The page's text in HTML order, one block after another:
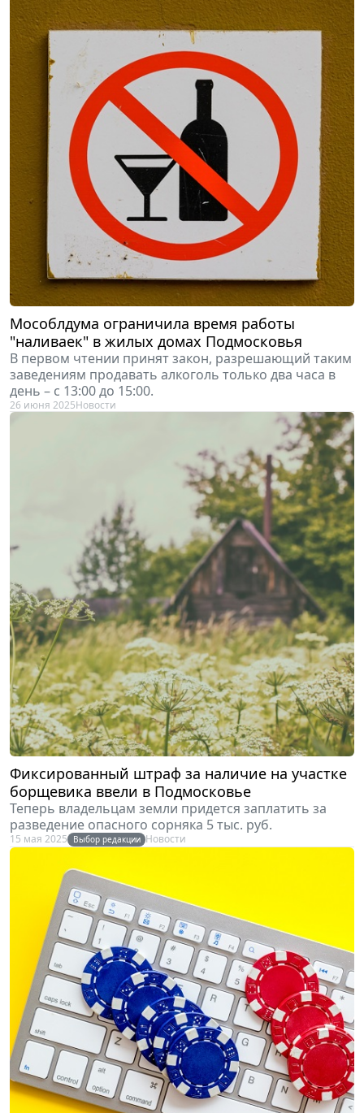
Мособлдума ограничила время работы
"наливаек" в жилых домах Подмосковья
В первом чтении принят закон, разрешающий таким
заведениям продавать алкоголь только два часа в
день – с 13:00 до 15:00.
26 июня 2025Новости
Фиксированный штраф за наличие на участке
борщевика ввели в Подмосковье
Теперь владельцам земли придется заплатить за
разведение опасного сорняка 5 тыс. руб.
15 мая 2025 Выбор редакции Новости